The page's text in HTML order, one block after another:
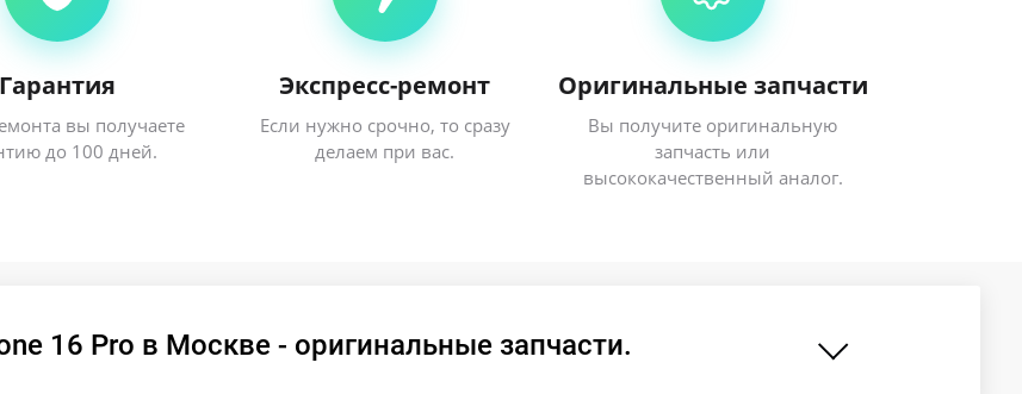
Гарантия
вы получаете
до 100 дней.
Экспресс-ремонт
Если нужно срочно, то сразу
делаем при вас.
Оригинальные запчасти
Вы получите оригинальную
запчасть или
высококачественный аналог.
16 Pro в Москве - оригинальные запчасти.